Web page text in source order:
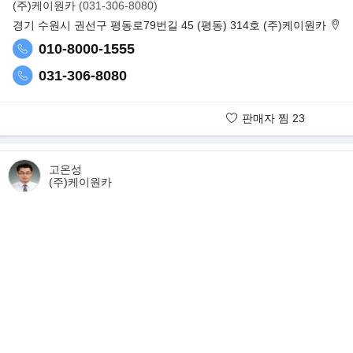
생산되는 밴은 쉐보레밴 GMC 공장에서 생산 되는 밴은 GMC 마크가
(주)케이원카 (031-306-8080)
경기 수원시 권선구 평동로79번길 45 (평동) 314호 (주)케이원카
010-8000-1555
031-306-8080
판매자 찜 23
판매자 보유매물
고온성
(주)케이원카